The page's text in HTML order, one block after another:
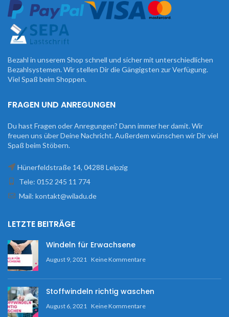
Bezahl in unserem Shop schnell und sicher mit unterschiedlichen
Bezahlsystemen. Wir stellen Dir die Gängigsten zur Verfügung.
Viel Spaß beim Shoppen.
FRAGEN UND ANREGUNGEN
Du hast Fragen oder Anregungen? Dann immer her damit. Wir
freuen uns über Deine Nachricht. Außerdem wünschen wir Dir viel
Spaß beim Stöbern.
Hünerfeldstraße 14, 04288 Leipzig
Tele: 0152 245 11 774
Mail: kontakt@wiladu.de
LETZTE BEITRÄGE
Windeln für Erwachsene
August 9, 2021 Keine Kommentare
Stoffwindeln richtig waschen
August 6, 2021 Keine Kommentare